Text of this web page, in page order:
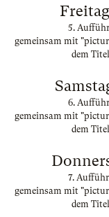
5.
gemeinsam mit
dem
6.
gemeinsam mit
dem
7.
gemeinsam mit
dem